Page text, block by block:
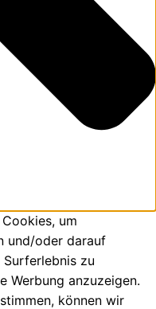
um
und/oder darauf
zu
Werbung anzuzeigen.
können wir